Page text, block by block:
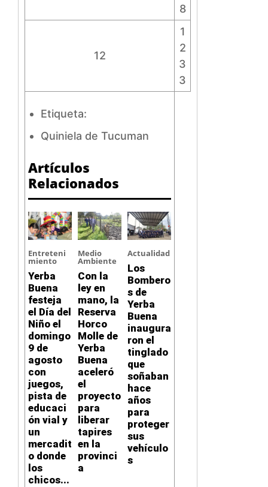
8
12
1
2
3
3
Etiqueta:
Quiniela de Tucuman
Artículos
Relacionados
Entreteni
miento
Yerba
Buena
festeja
el Día del
Niño el
domingo
9 de
agosto
con
juegos,
pista de
educaci
ón vial y
un
mercadit
o donde
los
chicos...
Medio
Ambiente
Con la
ley en
mano, la
Reserva
Horco
Molle de
Yerba
Buena
aceleró
el
proyecto
para
liberar
tapires
en la
provinci
a
Actualidad
Los
Bombero
s de
Yerba
Buena
inaugura
ron el
tinglado
que
soñaban
hace
años
para
proteger
sus
vehículo
s